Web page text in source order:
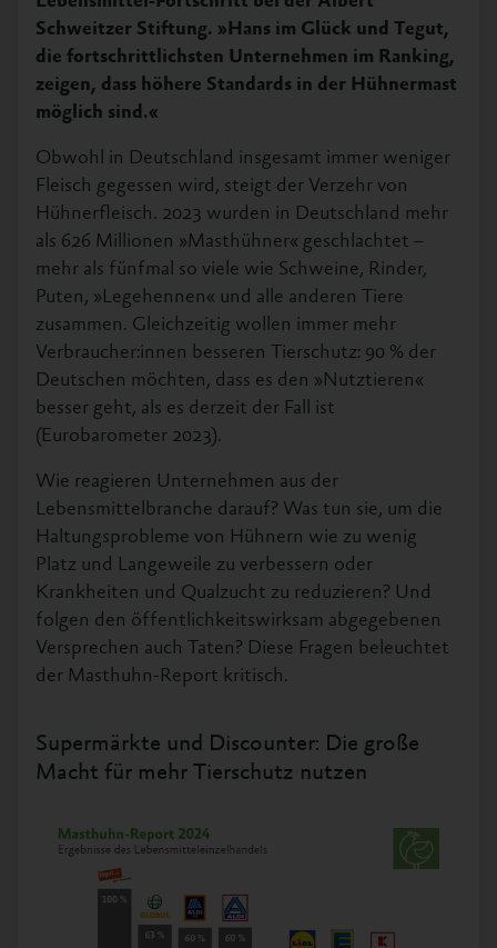
Schweitzer Stiftung. »Hans im Glück und Tegut,
die fortschrittlichsten Unternehmen im Ranking,
zeigen, dass höhere Standards in der Hühnermast
möglich sind.«
Obwohl in Deutschland insgesamt immer weniger
Fleisch gegessen wird, steigt der Verzehr von
Hühnerfleisch. 2023 wurden in Deutschland mehr
als 626 Millionen »Masthühner« geschlachtet –
mehr als fünfmal so viele wie Schweine, Rinder,
Puten, »Legehennen« und alle anderen Tiere
zusammen. Gleichzeitig wollen immer mehr
Verbraucher:innen besseren Tierschutz: 90 % der
Deutschen möchten, dass es den »Nutztieren«
besser geht, als es derzeit der Fall ist
(Eurobarometer 2023).
Wie reagieren Unternehmen aus der
Lebensmittelbranche darauf? Was tun sie, um die
Haltungsprobleme von Hühnern wie zu wenig
Platz und Langeweile zu verbessern oder
Krankheiten und Qualzucht zu reduzieren? Und
folgen den öffentlichkeitswirksam abgegebenen
Versprechen auch Taten? Diese Fragen beleuchtet
der Masthuhn-Report kritisch.
Supermärkte und Discounter: Die große
Macht für mehr Tierschutz nutzen